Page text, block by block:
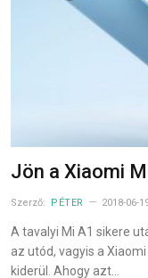
Jön a Xiaomi
Szerző: PÉTER 2018-06-
A tavalyi Mi A1 sikere
az utód, vagyis a
kiderül. Ahogy azt…